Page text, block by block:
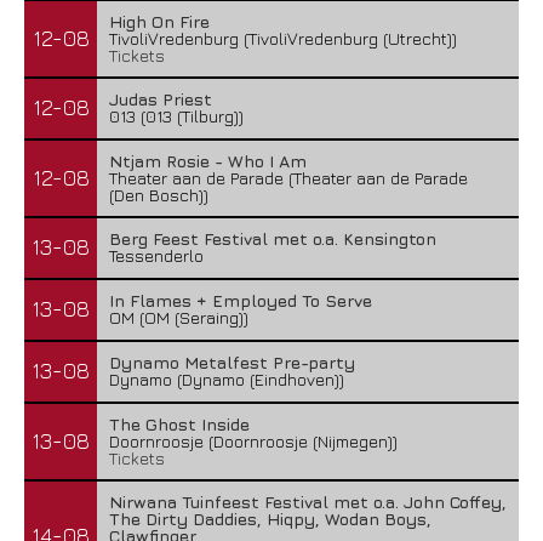
12-08
High On Fire
TivoliVredenburg (TivoliVredenburg (Utrecht))
Tickets
12-08
Judas Priest
013 (013 (Tilburg))
12-08
Ntjam Rosie - Who I Am
Theater aan de Parade (Theater aan de Parade
(Den Bosch))
13-08
Berg Feest Festival met o.a. Kensington
Tessenderlo
13-08
In Flames + Employed To Serve
OM (OM (Seraing))
13-08
Dynamo Metalfest Pre-party
Dynamo (Dynamo (Eindhoven))
13-08
The Ghost Inside
Doornroosje (Doornroosje (Nijmegen))
Tickets
14-08
Nirwana Tuinfeest Festival met o.a. John Coffey,
The Dirty Daddies, Hiqpy, Wodan Boys,
Clawfinger